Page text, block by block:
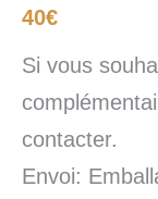
40€
Si vous
contacter.
Envoi: